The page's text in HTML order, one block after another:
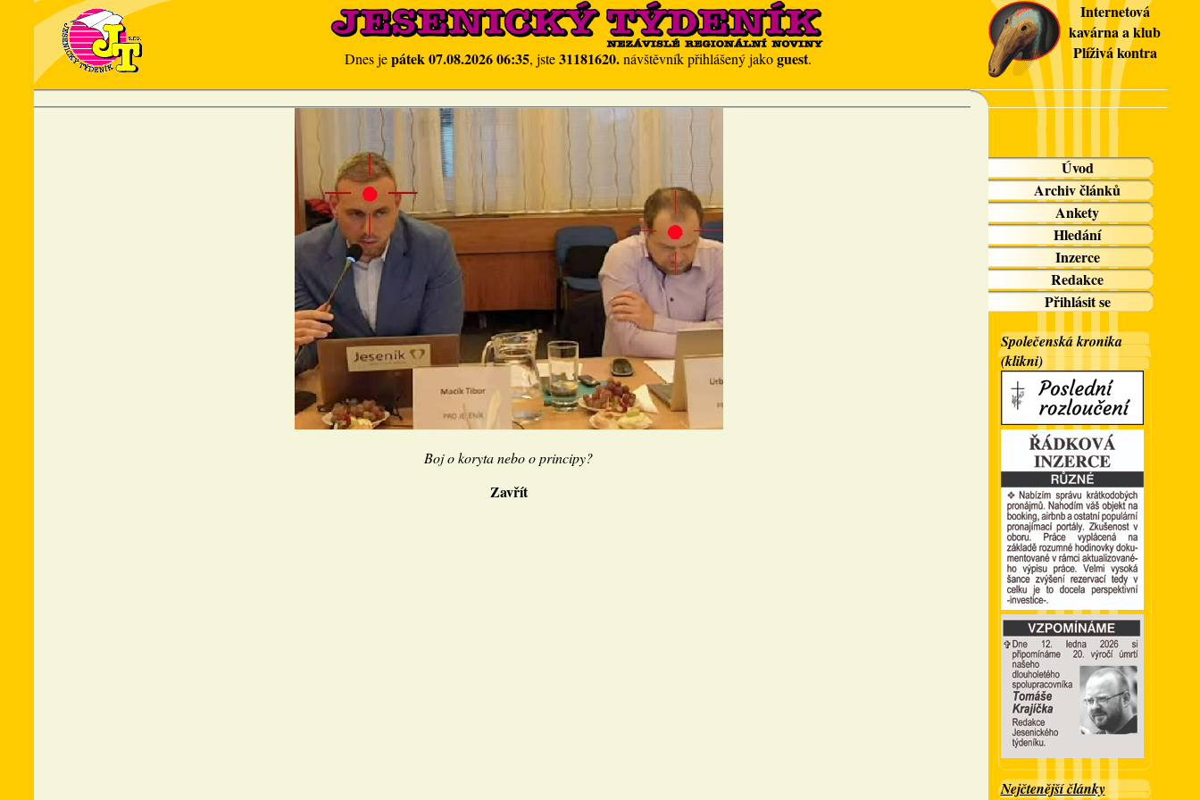
Dnes jepátek 07.08.2026 06:35, jste31181620.návštěvník přihlášený jakoguest.
Internetová
kavárna a klub
Plíživá kontra
Boj o koryta nebo o principy?
Zavřít
Úvod
Archiv článků
Ankety
Hledání
Inzerce
Redakce
Přihlásit se
Společenská kronika
(klikni)
Nejčtenější články